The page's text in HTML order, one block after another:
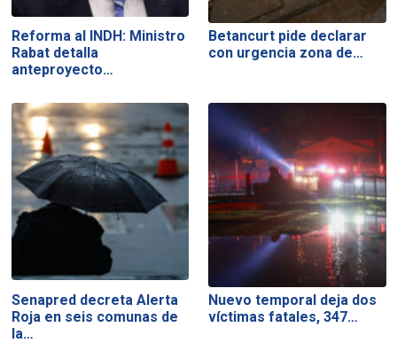
Reforma al INDH: Ministro
Rabat detalla
anteproyecto…
Betancurt pide declarar
con urgencia zona de…
Senapred decreta Alerta
Roja en seis comunas de
la…
Nuevo temporal deja dos
víctimas fatales, 347…